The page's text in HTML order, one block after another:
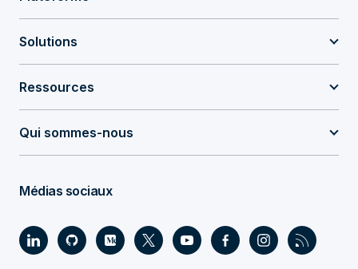
Solutions
Ressources
Qui sommes-nous
Médias sociaux